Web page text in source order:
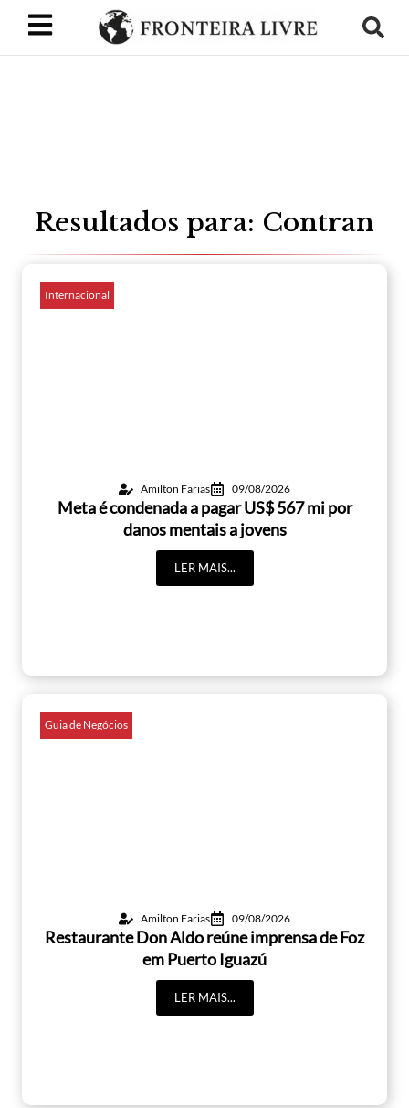
Resultados para: Contran
Internacional
Amilton Farias 09/08/2026
Meta é condenada a pagar US$ 567 mi por
danos mentais a jovens
LER MAIS...
Guia de Negócios
Amilton Farias 09/08/2026
Restaurante Don Aldo reúne imprensa de Foz
em Puerto Iguazú
LER MAIS...